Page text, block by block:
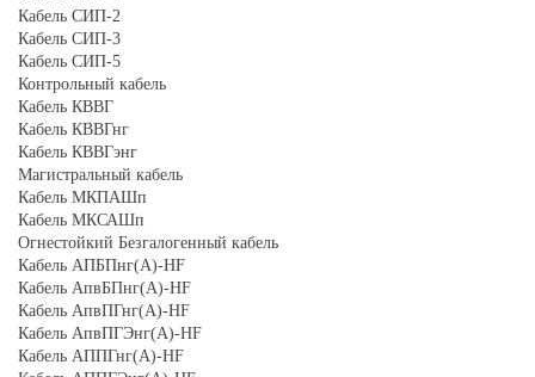
Кабель СИП-2
Кабель СИП-3
Кабель СИП-5
Контрольный кабель
Кабель КВВГ
Кабель КВВГнг
Кабель КВВГэнг
Магистральный кабель
Кабель МКПАШп
Кабель МКСАШп
Огнестойкий Безгалогенный кабель
Кабель АПБПнг(А)-HF
Кабель АпвБПнг(А)-HF
Кабель АпвПГнг(А)-HF
Кабель АпвПГЭнг(А)-HF
Кабель АППГнг(А)-HF